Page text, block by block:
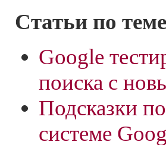
Статьи по
Google
поиска с
Подсказки
системе